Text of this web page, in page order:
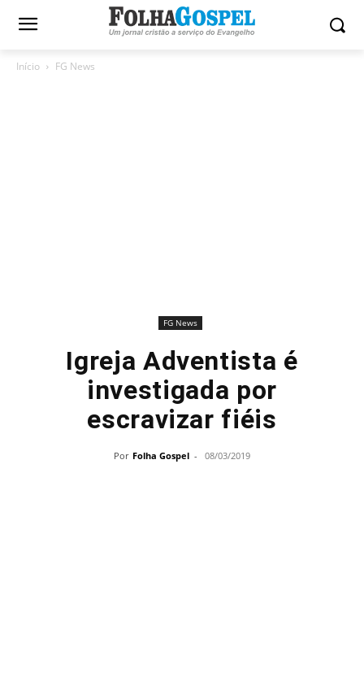
Início FG News
FG News
Igreja Adventista é
investigada por
escravizar fiéis
Por Folha Gospel - 08/03/2019